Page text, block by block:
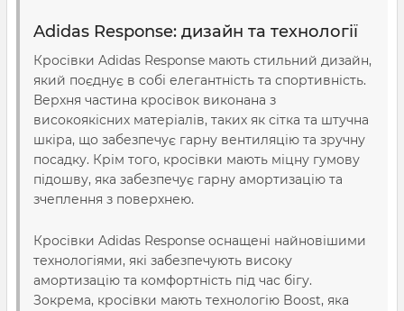
Adidas Response: дизайн та технології
Кросівки Adidas Response мають стильний дизайн,
який поєднує в собі елегантність та спортивність.
Верхня частина кросівок виконана з
високоякісних матеріалів, таких як сітка та штучна
шкіра, що забезпечує гарну вентиляцію та зручну
посадку. Крім того, кросівки мають міцну гумову
підошву, яка забезпечує гарну амортизацію та
зчеплення з поверхнею.
Кросівки Adidas Response оснащені найновішими
технологіями, які забезпечують високу
амортизацію та комфортність під час бігу.
Зокрема, кросівки мають технологію Boost, яка